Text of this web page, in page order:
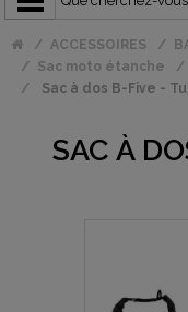
ACCESSOIRES
Sac moto étanche
Sac à dos B-Five -
SAC À